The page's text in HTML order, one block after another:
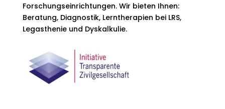
Forschungseinrichtungen. Wir bieten Ihnen:
Beratung, Diagnostik, Lerntherapien bei LRS,
Legasthenie und Dyskalkulie.